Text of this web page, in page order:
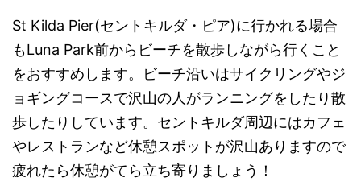
St Kilda Pier(セントキルダ・ピア)に行かれる場合
もLuna Park前からビーチを散歩しながら行くこと
をおすすめします。ビーチ沿いはサイクリングやジ
ョギングコースで沢山の人がランニングをしたり散
歩したりしています。セントキルダ周辺にはカフェ
やレストランなど休憩スポットが沢山ありますので
疲れたら休憩がてら立ち寄りましょう！